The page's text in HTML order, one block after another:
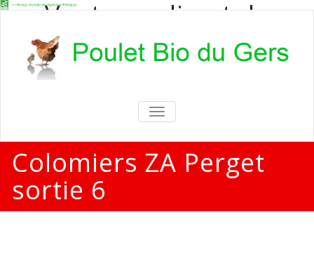
Vente en direct de
poulets bio
Vente en direct de poulets bio aux
particuliers et professionnels
TOGGLE
NAVIGATION
Colomiers ZA Perget
sortie 6